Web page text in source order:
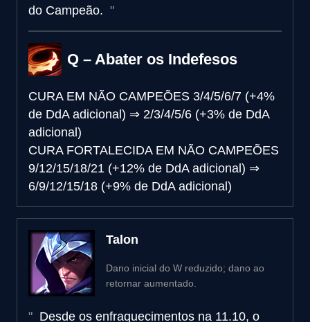
do Campeão.
Q – Abater os Indefesos
CURA EM NÃO CAMPEÕES 3/4/5/6/7 (+4%
de DdA adicional) ⇒ 2/3/4/5/6 (+3% de DdA
adicional)
CURA FORTALECIDA EM NÃO CAMPEÕES
9/12/15/18/21 (+12% de DdA adicional) ⇒
6/9/12/15/18 (+9% de DdA adicional)
Talon
Dano inicial do W reduzido; dano ao
retornar aumentado.
Desde os enfraquecimentos na 11.10, o